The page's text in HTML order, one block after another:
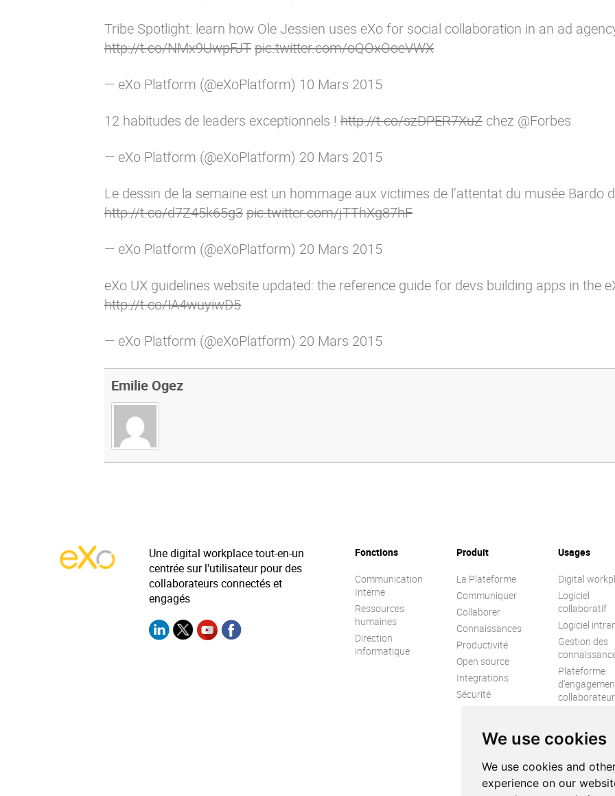
We use cookies
We use cookies and
experience on our
Tribe Spotlight: learn how Ole Jessien uses eXo for social collaboration in an ad
http://t.co/NMx9UwpFJTpic.twitter.com/oQOxOoeVWX
— eXo Platform (@eXoPlatform) 10 Mars 2015
12 habitudes de leaders exceptionnels ! http://t.co/szDPER7XuZ chez @Forbes
— eXo Platform (@eXoPlatform) 20 Mars 2015
Le dessin de la semaine est un hommage aux victimes de l’attentat du musée Bardo
http://t.co/d7Z45k65g3pic.twitter.com/jTThXg87hF
— eXo Platform (@eXoPlatform) 20 Mars 2015
eXo UX guidelines website updated: the reference guide for devs building apps in the
http://t.co/IA4wuyiwD5
— eXo Platform (@eXoPlatform) 20 Mars 2015
Emilie Ogez
Une digital workplace tout-en-un
centrée sur l'utilisateur pour des
collaborateurs connectés et
engagés
Fonctions
Communication
Interne
Ressources
humaines
Direction
informatique
Produit
La Plateforme
Communiquer
Collaborer
Connaissances
Productivité
Open source
Integrations
Sécurité
Usages
Digital
Logiciel
collaboratif
Logiciel
Gestion des
Plateforme
collaborateur